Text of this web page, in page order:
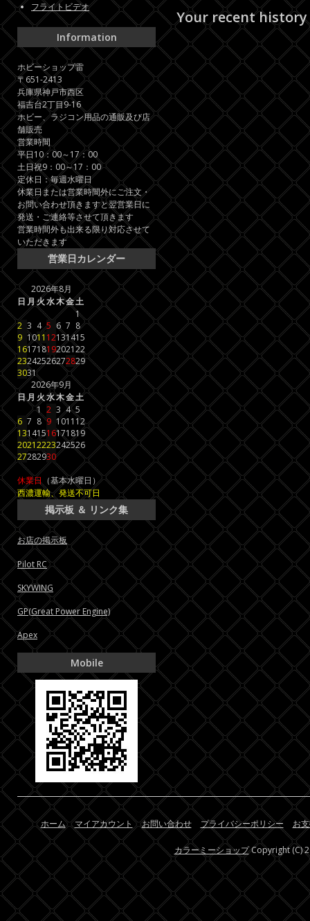
Your recent history
フライトビデオ
Information
ホビーショップ雷
〒651-2413
兵庫県神戸市西区
福吉台2丁目9-16
ホビー、ラジコン用品の通販及び店
舗販売
営業時間
平日10：00～17：00
土日祝9：00～17：00
定休日：毎週水曜日
休業日または営業時間外にご注文・
お問い合わせ頂きますと翌営業日に
発送・ご連絡等させて頂きます
営業時間外も出来る限り対応させて
いただきます
営業日カレンダー
2026年8月
日月火水木金土
1
2 3 4 5 6 7 8
9 1011 12131415
16171819202122
23242526272829
3031
2026年9月
日月 火水木金土
1 2 3 4 5
6 7 8 9 1011 12
13141516171819
20212223242526
27282930
休業日 （基本水曜日）
西濃運輸、発送不可日
掲示板 ＆ リンク集
お店の掲示板
Pilot RC
SKYWING
GP(Great Power Engine)
Apex
Mobile
ホーム マイアカウント お問い合わせ プライバシーポリシー お
カラーミーショップCopyright (C)